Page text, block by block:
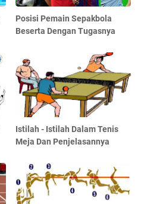
Posisi Pemain Sepakbola
Beserta Dengan Tugasnya
Istilah - Istilah Dalam Tenis
Meja Dan Penjelasannya